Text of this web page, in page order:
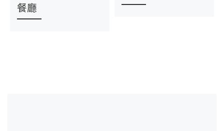
餐廳